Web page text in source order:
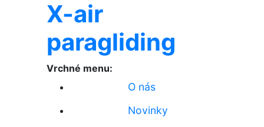
X-air
paragliding
Vrchné menu:
O nás
Novinky